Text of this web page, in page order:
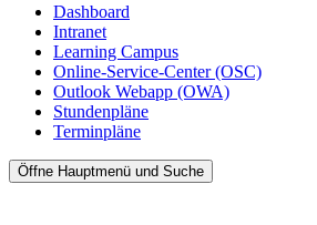
Dashboard
Intranet
Learning Campus
Online-Service-Center (OSC)
Outlook Webapp (OWA)
Stundenpläne
Terminpläne
Öffne Hauptmenü und Suche